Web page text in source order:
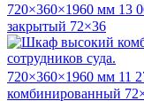
720×360×1960 мм 13
закрытый 72×36
720×360×1960 мм 11
комбинированный